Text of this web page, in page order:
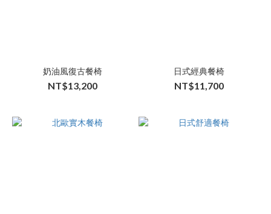
奶油風復古餐椅
NT$13,200
日式經典餐椅
NT$11,700